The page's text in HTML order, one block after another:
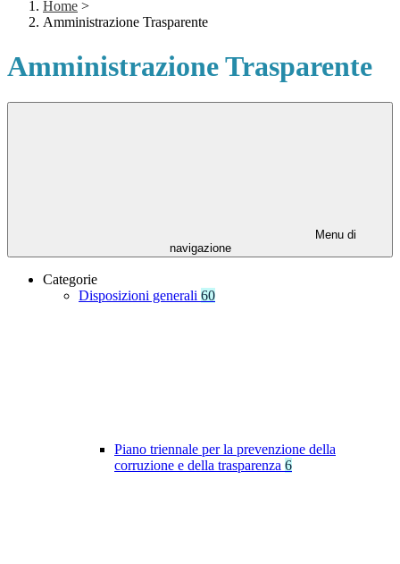
Home >
Amministrazione Trasparente
Amministrazione Trasparente
Menu di
navigazione
Categorie
Disposizioni generali 60
Piano triennale per la prevenzione della
corruzione e della trasparenza 6